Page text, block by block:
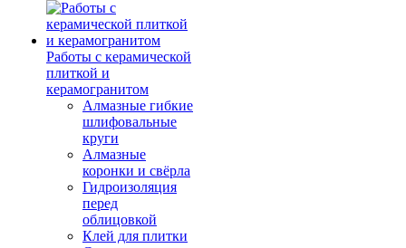
Работы с керамической
плиткой и
керамогранитом
Алмазные гибкие
шлифовальные
круги
Алмазные
коронки и свёрла
Гидроизоляция
перед
облицовкой
Клей для плитки